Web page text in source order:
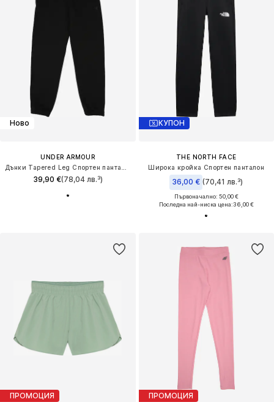
Ново
UNDER ARMOUR
39,90 €(78,04 лв.³)
КУПОН
THE NORTH FACE
Широка кройка Спортен панталон
36,00 € (70,41 лв.³)
Първоначално: 50,00 €
Последна най-ниска цена:36,00 €
ПРОМОЦИЯ ПРОМОЦИЯ